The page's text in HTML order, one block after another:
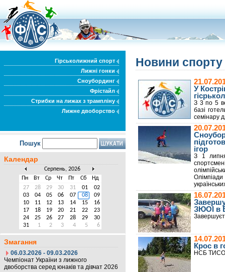
Гірськолижний спорт
Лижні гонки
Сноубординг
Фрістайл
Стрибки на лижах з трампліну
Лижне двоборство
Пошук
Календар
Серпень, 2026
Пн
Вт Ср Чт Пт Сб
Нд
27
28 29 30 31 01
02
03
04 05 06 07 08
09
10
11 12 13 14 15
16
17
18 19 20 21 22
23
24
25 26 27 28 29
30
31
1 2 3 4 5 6
Змагання
06.03.2026 - 09.03.2026
Чемпіонат України з лижного
двоборства серед юнаків та дівчат 2026
Новини спорту
У
З 3 по 5
базі
семінару
ігор
З 1 липня
ЗЮОІ в
Крос в
НСБ